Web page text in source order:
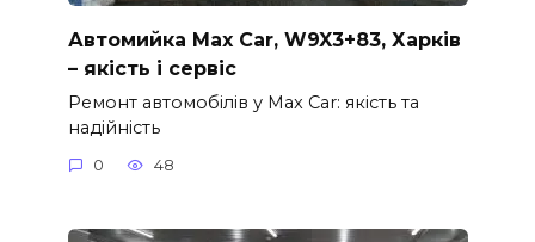
Автомийка Max Car, W9X3+83, Харків
– якість і сервіс
Ремонт автомобілів у Max Car: якість та
надійність
0 48